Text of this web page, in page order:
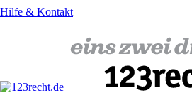
Hilfe & Kontakt